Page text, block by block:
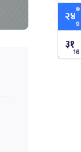
२४9
३१16